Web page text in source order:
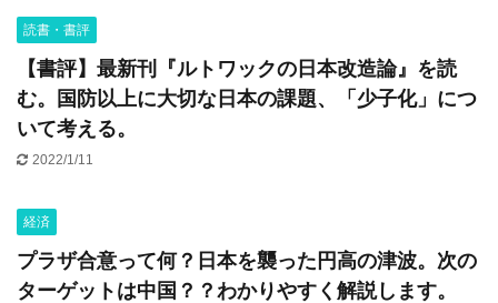
読書・書評
【書評】最新刊『ルトワックの日本改造論』を読
む。国防以上に大切な日本の課題、「少子化」につ
いて考える。
2022/1/11
経済
プラザ合意って何？日本を襲った円高の津波。次の
ターゲットは中国？？わかりやすく解説します。